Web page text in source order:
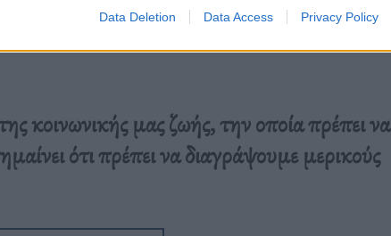
Data Deletion Data Access Privacy Policy
κοινωνικής μας ζωής, την οποία πρέπει να
ότι πρέπει να διαγράψουμε μερικούς